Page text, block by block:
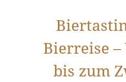
Bierreise –
bis zum